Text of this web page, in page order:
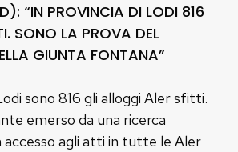
“IN PROVINCIA DI LODI 816
SONO LA PROVA DEL
GIUNTA FONTANA”
sono 816 gli alloggi Aler sfitti.
emerso da una ricerca
agli atti in tutte le Aler